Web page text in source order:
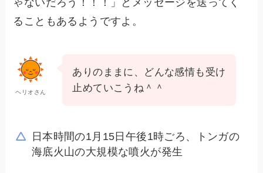
ることもあるようですよ。
ヘリオさん
ありのままに、どんな感情も受け
止めていこうね＾＾
日本時間の1月15日午後1時ごろ、トンガの
海底火山の大規模な噴火が発生